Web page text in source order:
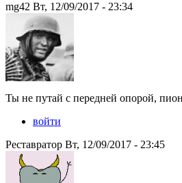
mg42 Вт, 12/09/2017 - 23:34
Ты не путай с передней опорой,
войти
Реставратор Вт, 12/09/2017 - 23:45